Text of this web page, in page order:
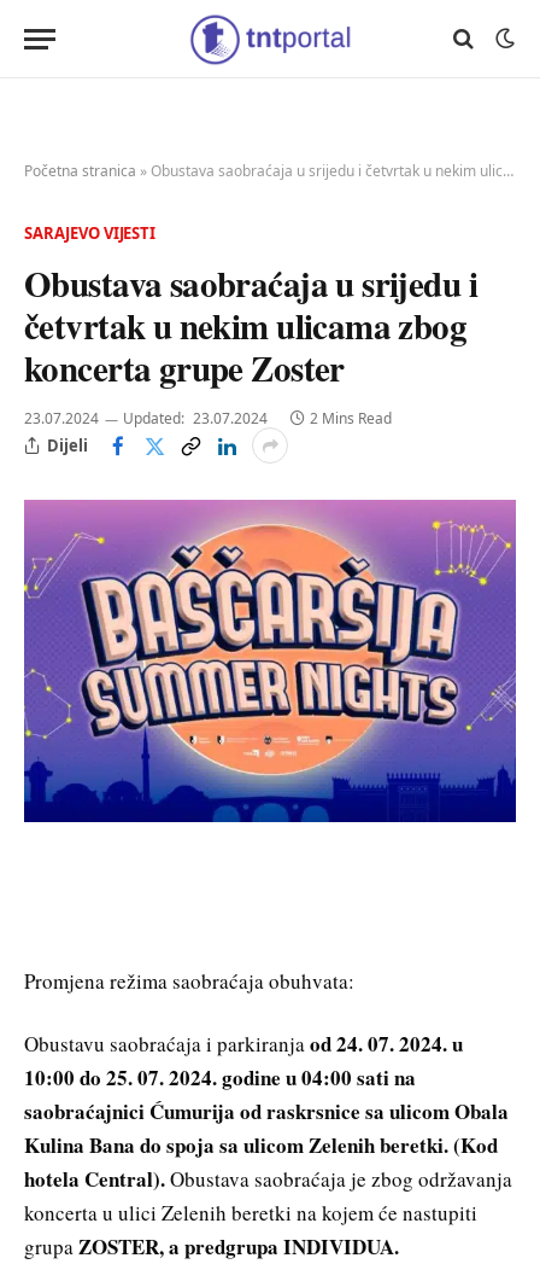
Početna stranica »Obustava saobraćaja u srijedu i četvrtak u nekim ulicama zbog koncerta grupe Zoster
SARAJEVO VIJESTI
Obustava saobraćaja u srijedu i
četvrtak u nekim ulicama zbog
koncerta grupe Zoster
23.07.2024 Updated: 23.07.2024 2 Mins Read
Dijeli
Promjena režima saobraćaja obuhvata:
Obustavu saobraćaja i parkiranjaod 24. 07. 2024. u
10:00 do 25. 07. 2024. godine u 04:00 satina
saobraćajnici Ćumurija od raskrsnice sa ulicom Obala
Kulina Bana do spoja sa ulicom Zelenih beretki. (Kod
hotela Central).Obustava saobraćaja je zbog održavanja
koncerta u ulici Zelenih beretki na kojem će nastupiti
grupaZOSTER, a predgrupa INDIVIDUA.